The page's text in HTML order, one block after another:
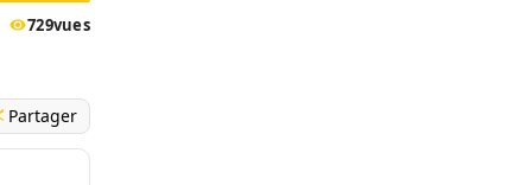
729vues
Partager